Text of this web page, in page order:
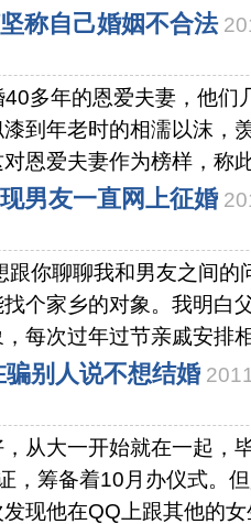
称自己婚姻不合法
多年的恩爱夫妻，他们
到年老时的相濡以沫，
恩爱夫妻作为榜样，称
男友一直网上征婚
跟你聊聊我和男友之间的
个家乡的对象。我明白
每次过年过节亲戚安排
别人说不想结婚
从大一开始就在一起，
，筹备着10月办仪式。
现他在QQ上跟其他的